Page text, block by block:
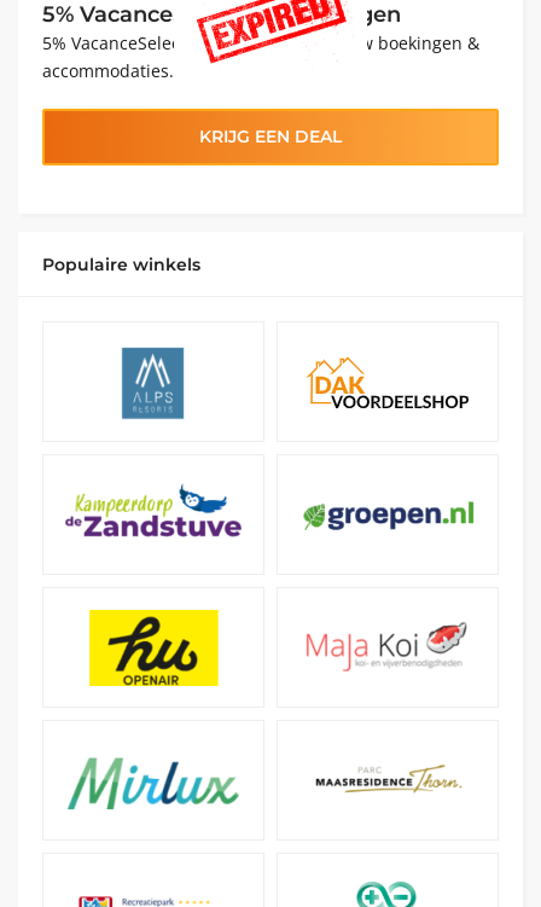
5% VacanceSelect Aanbiedingen
5% VacanceSelect Aanbiedingen voor uw boekingen &
accommodaties.
KRIJG EEN DEAL
Populaire winkels